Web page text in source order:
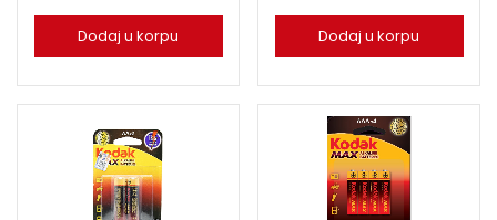
Dodaj u korpu Dodaj u korpu